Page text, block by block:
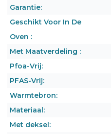
Garantie:
Geschikt Voor In De
Oven :
Met Maatverdeling :
Pfoa-Vrij:
PFAS-Vrij:
Warmtebron:
Materiaal:
Met deksel: